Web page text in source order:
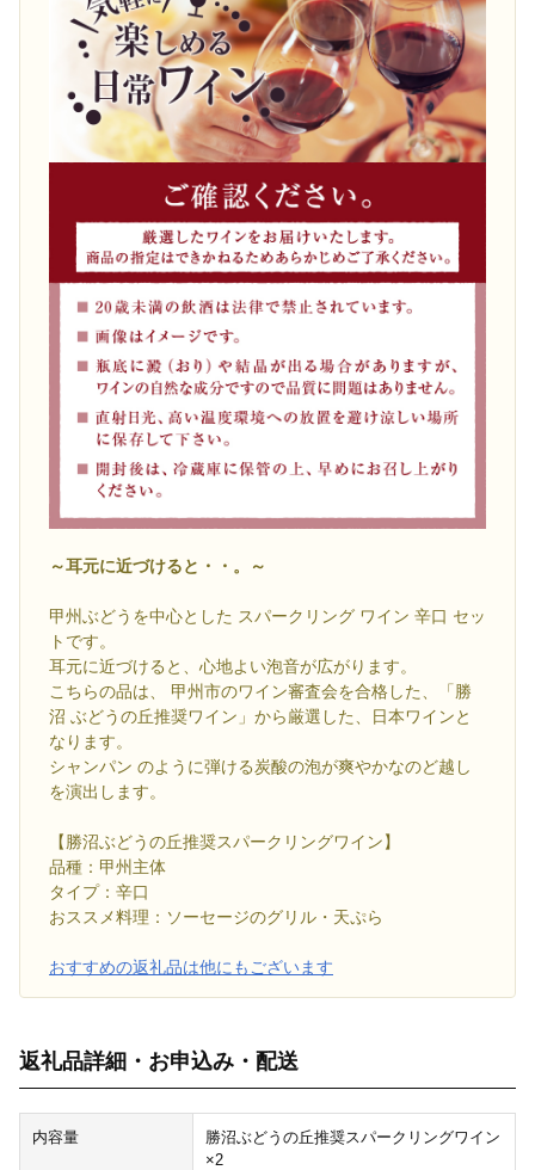
～耳元に近づけると・・。～
甲州ぶどうを中心とした スパークリング ワイン 辛口 セッ
トです。
耳元に近づけると、心地よい泡音が広がります。
こちらの品は、 甲州市のワイン審査会を合格した、「勝
沼 ぶどうの丘推奨ワイン」から厳選した、日本ワインと
なります。
シャンパン のように弾ける炭酸の泡が爽やかなのど越し
を演出します。
【勝沼ぶどうの丘推奨スパークリングワイン】
品種：甲州主体
タイプ：辛口
おススメ料理：ソーセージのグリル・天ぷら
おすすめの返礼品は他にもございます
返礼品詳細・お申込み・配送
内容量
勝沼ぶどうの丘推奨スパークリングワイン
×2